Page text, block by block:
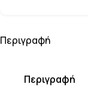
Περιγραφή
Περιγραφή